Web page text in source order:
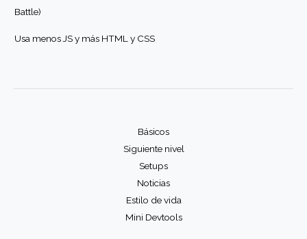
Battle)
Usa menos JS y más HTML y CSS
Básicos
Siguiente nivel
Setups
Noticias
Estilo de vida
Mini Devtools